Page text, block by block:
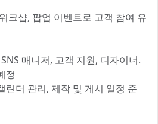
크샵, 팝업 이벤트로 고객 참여 유
매니저, 고객 지원, 디자이너.
정
린더 관리, 제작 및 게시 일정 준